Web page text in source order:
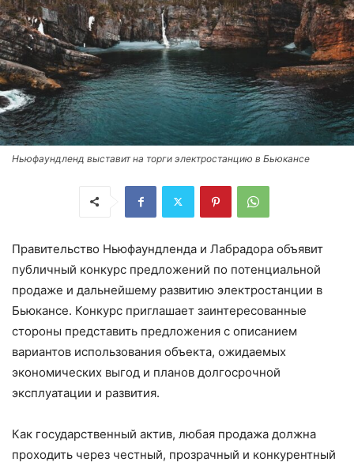
Ньюфаундленд выставит на торги электростанцию в Бьюкансе
Правительство Ньюфаундленда и Лабрадора объявит
публичный конкурс предложений по потенциальной
продаже и дальнейшему развитию электростанции в
Бьюкансе. Конкурс приглашает заинтересованные
стороны представить предложения с описанием
вариантов использования объекта, ожидаемых
экономических выгод и планов долгосрочной
эксплуатации и развития.
Как государственный актив, любая продажа должна
проходить через честный, прозрачный и конкурентный